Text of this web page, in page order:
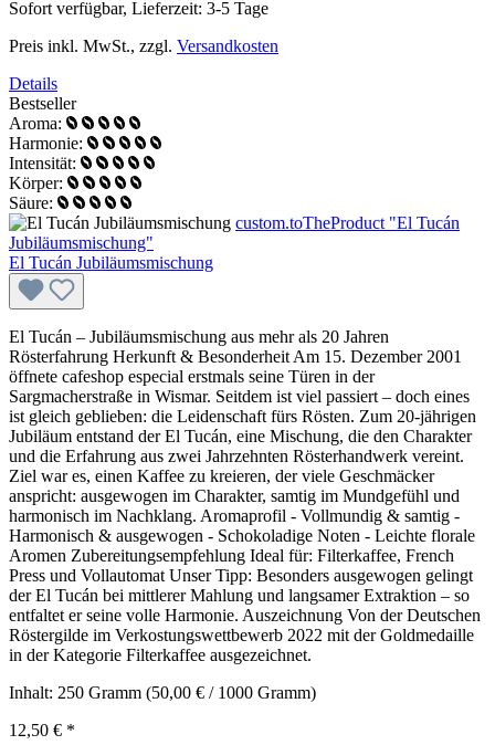
Sofort verfügbar, Lieferzeit: 3-5 Tage
Preis inkl. MwSt., zzgl. Versandkosten
Details
Bestseller
Aroma:
Harmonie:
Intensität:
Körper:
Säure:
custom.toTheProduct "El Tucán
Jubiläumsmischung"
El Tucán Jubiläumsmischung
El Tucán – Jubiläumsmischung aus mehr als 20 Jahren
Rösterfahrung Herkunft & Besonderheit Am 15. Dezember 2001
öffnete cafeshop especial erstmals seine Türen in der
Sargmacherstraße in Wismar. Seitdem ist viel passiert – doch eines
ist gleich geblieben: die Leidenschaft fürs Rösten. Zum 20-jährigen
Jubiläum entstand der El Tucán, eine Mischung, die den Charakter
und die Erfahrung aus zwei Jahrzehnten Rösterhandwerk vereint.
Ziel war es, einen Kaffee zu kreieren, der viele Geschmäcker
anspricht: ausgewogen im Charakter, samtig im Mundgefühl und
harmonisch im Nachklang. Aromaprofil - Vollmundig & samtig -
Harmonisch & ausgewogen - Schokoladige Noten - Leichte florale
Aromen Zubereitungsempfehlung Ideal für: Filterkaffee, French
Press und Vollautomat Unser Tipp: Besonders ausgewogen gelingt
der El Tucán bei mittlerer Mahlung und langsamer Extraktion – so
entfaltet er seine volle Harmonie. Auszeichnung Von der Deutschen
Röstergilde im Verkostungswettbewerb 2022 mit der Goldmedaille
in der Kategorie Filterkaffee ausgezeichnet.
Inhalt: 250 Gramm (50,00 € / 1000 Gramm)
12,50 € *